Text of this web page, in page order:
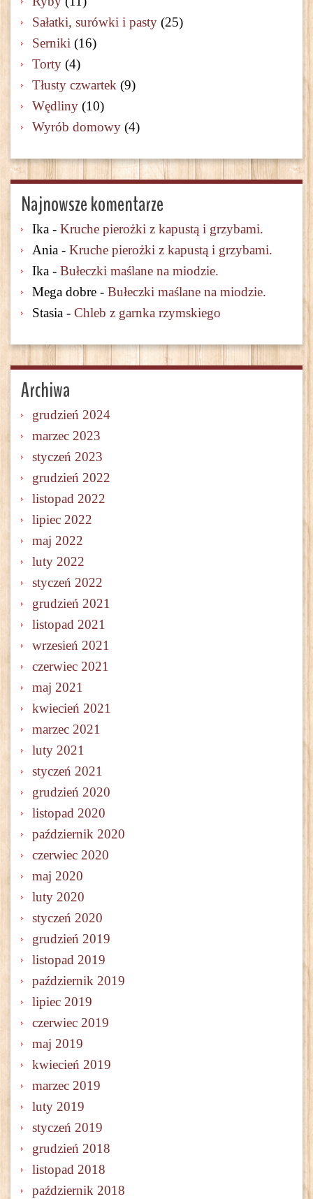
Sałatki, surówki i pasty (25)
Serniki (16)
Torty (4)
Tłusty czwartek (9)
Wędliny (10)
Wyrób domowy (4)
Najnowsze komentarze
Ika - Kruche pierożki z kapustą i grzybami.
Ania - Kruche pierożki z kapustą i grzybami.
Ika - Bułeczki maślane na miodzie.
Mega dobre - Bułeczki maślane na miodzie.
Stasia - Chleb z garnka rzymskiego
Archiwa
grudzień 2024
marzec 2023
styczeń 2023
grudzień 2022
listopad 2022
lipiec 2022
maj 2022
luty 2022
styczeń 2022
grudzień 2021
listopad 2021
wrzesień 2021
czerwiec 2021
maj 2021
kwiecień 2021
marzec 2021
luty 2021
styczeń 2021
grudzień 2020
listopad 2020
październik 2020
czerwiec 2020
maj 2020
luty 2020
styczeń 2020
grudzień 2019
listopad 2019
październik 2019
lipiec 2019
czerwiec 2019
maj 2019
kwiecień 2019
marzec 2019
luty 2019
styczeń 2019
grudzień 2018
listopad 2018
październik 2018